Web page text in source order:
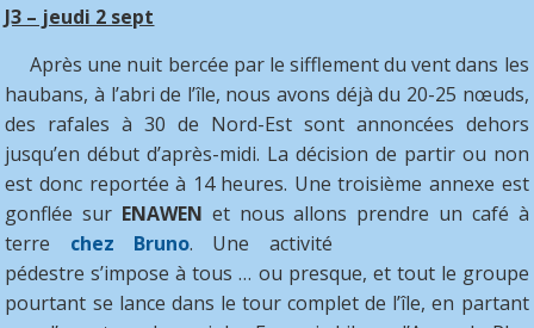
J3 – jeudi 2 sept
Après une nuit bercée par le sifflement du vent dans les
haubans, à l’abri de l’île, nous avons déjà du 20-25 nœuds,
des rafales à 30 de Nord-Est sont annoncées dehors
jusqu’en début d’après-midi. La décision de partir ou non
est donc reportée à 14 heures. Une troisième annexe est
gonflée sur ENAWEN et nous allons prendre un café à
terre chez Bruno. Une activité
pédestre s’impose à tous … ou presque, et tout le groupe
pourtant se lance dans le tour complet de l’île, en partant